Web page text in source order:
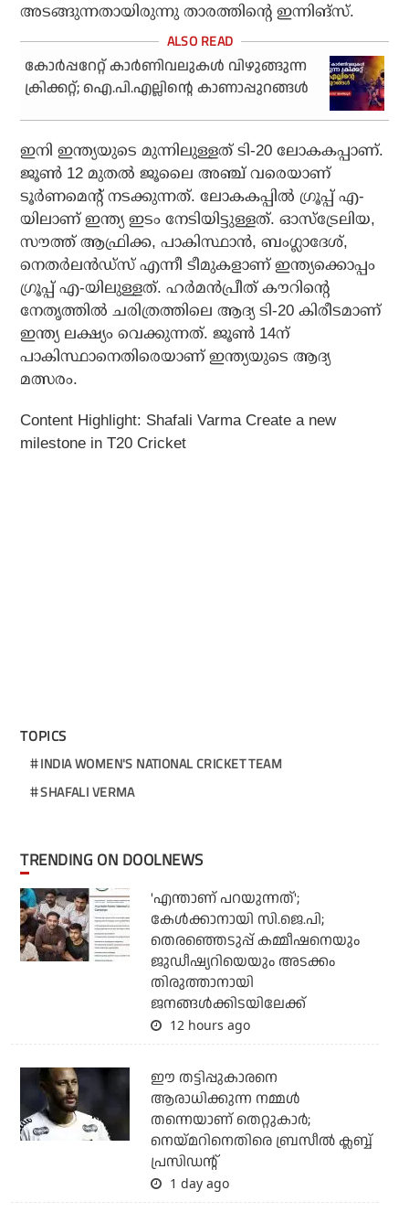
അടങ്ങുന്നതായിരുന്നു താരത്തിന്റെ ഇന്നിങ്‌സ്.
കോര്‍പ്പറേറ്റ് കാര്‍ണിവലുകള്‍ വിഴുങ്ങുന്ന
ക്രിക്കറ്റ്; ഐ.പി.എല്ലിന്റെ കാണാപ്പുറങ്ങള്‍
ഇനി ഇന്ത്യയുടെ മുന്നിലുള്ളത് ടി-20 ലോകകപ്പാണ്.
ജൂണ്‍ 12 മുതല്‍ ജൂലൈ അഞ്ച് വരെയാണ്
ടൂര്‍ണമെന്റ് നടക്കുന്നത്. ലോകകപ്പില്‍ ഗ്രൂപ്പ് എ-
യിലാണ് ഇന്ത്യ ഇടം നേടിയിട്ടുള്ളത്. ഓസ്‌ട്രേലിയ,
സൗത്ത് ആഫ്രിക്ക, പാകിസ്ഥാന്‍, ബംഗ്ലാദേശ്,
നെതര്‍ലന്‍ഡ്‌സ് എന്നീ ടീമുകളാണ് ഇന്ത്യക്കൊപ്പം
ഗ്രൂപ്പ് എ-യിലുള്ളത്. ഹര്‍മന്‍പ്രീത് കൗറിന്റെ
നേതൃത്തില്‍ ചരിത്രത്തിലെ ആദ്യ ടി-20 കിരീടമാണ്
ഇന്ത്യ ലക്ഷ്യം വെക്കുന്നത്. ജൂണ്‍ 14ന്
പാകിസ്ഥാനെതിരെയാണ് ഇന്ത്യയുടെ ആദ്യ
മത്സരം.
Content Highlight: Shafali Varma Create a new
milestone in T20 Cricket
TOPICS
INDIA WOMEN'S NATIONAL CRICKET TEAM
SHAFALI VERMA
TRENDING ON DOOLNEWS
'എന്താണ് പറയുന്നത്';
കേള്‍ക്കാനായി സി.ജെ.പി;
തെരഞ്ഞെടുപ്പ് കമ്മീഷനെയും
ജുഡീഷ്യറിയെയും അടക്കം
തിരുത്താനായി
ജനങ്ങള്‍ക്കിടയിലേക്ക്
12 hours ago
ഈ തട്ടിപ്പുകാരനെ
ആരാധിക്കുന്ന നമ്മള്‍
തന്നെയാണ് തെറ്റുകാര്‍;
നെയ്മറിനെതിരെ ബ്രസീല്‍ ക്ലബ്ബ്
പ്രസിഡന്റ്
1 day ago